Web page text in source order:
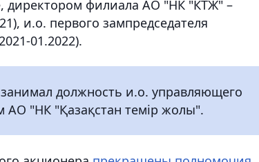
директором филиала АО "НК "КТЖ" –
и.о. первого зампредседателя
01.2022).
должность и.о. управляющего
АО "НК "Қазақстан темір жолы".